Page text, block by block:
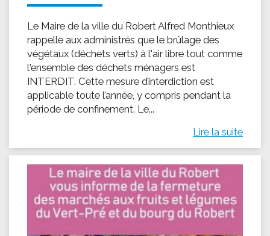
Le Maire de la ville du Robert Alfred Monthieux
rappelle aux administrés que le brûlage des
végétaux (déchets verts) à l'air libre tout comme
l'ensemble des déchets ménagers est
INTERDIT. Cette mesure d’interdiction est
applicable toute l’année, y compris pendant la
période de confinement. Le...
Lire la suite